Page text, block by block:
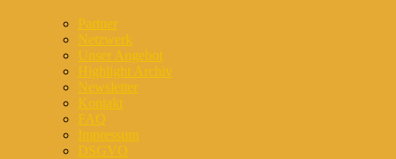
Partner
Netzwerk
Unser Angebot
Highlight Archiv
Newsletter
Kontakt
FAQ
Impressum
DSGVO